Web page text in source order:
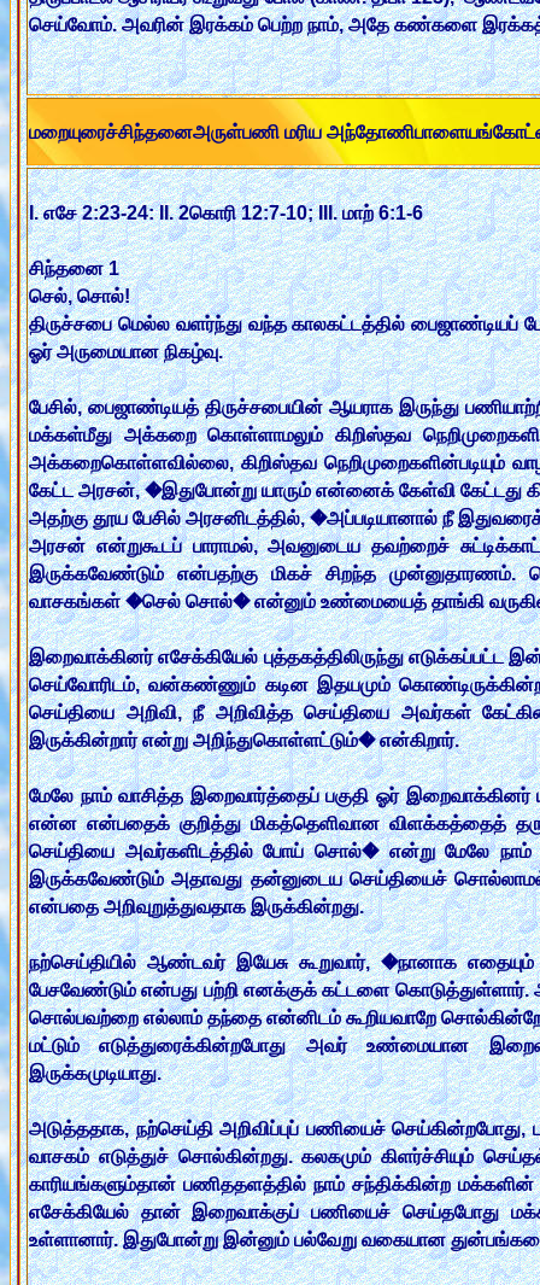
செய்வோம். அவரின் இரக்கம் பெற்ற நாம், அதே கண்களை
மறையுரைச்சிந்தனைஅருள்பணி மரிய
I. எசே 2:23-24: II. 2கொரி 12:7-10; III. மாற் 6:1-6
சிந்தனை 1
செல், சொல்!
திருச்சபை மெல்ல வளர்ந்து வந்த காலகட்டத்தில் பைஜாண்டியப்
ஓர் அருமையான நிகழ்வு.
பேசில், பைஜாண்டியத் திருச்சபையின் ஆயராக இருந்து
மக்கள்மீது அக்கறை கொள்ளாமலும் கிறிஸ்தவ
அக்கறைகொள்ளவில்லை, கிறிஸ்தவ
கேட்ட அரசன், �இதுபோன்று யாரும் என்னைக் கேள்வி கேட்டது
அதற்கு தூய பேசில் அரசனிடத்தில், �அப்படியானால் நீ
அரசன் என்றுகூடப் பாராமல், அவனுடைய தவற்றைச்
இருக்கவேண்டும் என்பதற்கு மிகச் சிறந்த முன்னுதாரணம்.
வாசகங்கள் �செல் சொல்� என்னும் உண்மையைத் தாங்கி
இறைவாக்கினர் எசேக்கியேல் புத்தகத்திலிருந்து எடுக்கப்பட்ட
செய்வோரிடம், வன்கண்ணும் கடின இதயமும்
செய்தியை அறிவி, நீ அறிவித்த செய்தியை அவர்கள்
இருக்கின்றார் என்று அறிந்துகொள்ளட்டும்� என்கிறார்.
மேலே நாம் வாசித்த இறைவார்த்தைப் பகுதி ஓர்
என்ன என்பதைக் குறித்து மிகத்தெளிவான விளக்கத்தைத்
செய்தியை அவர்களிடத்தில் போய் சொல்� என்று மேலே
இருக்கவேண்டும் அதாவது தன்னுடைய செய்தியைச்
என்பதை அறிவுறுத்துவதாக இருக்கின்றது.
நற்செய்தியில் ஆண்டவர் இயேசு கூறுவார், �நானாக
பேசவேண்டும் என்பது பற்றி எனக்குக் கட்டளை கொடுத்துள்ளார்.
சொல்பவற்றை எல்லாம் தந்தை என்னிடம் கூறியவாறே
மட்டும் எடுத்துரைக்கின்றபோது அவர் உண்மையான
இருக்கமுடியாது.
அடுத்ததாக, நற்செய்தி அறிவிப்புப் பணியைச்
வாசகம் எடுத்துச் சொல்கின்றது. கலகமும்
காரியங்களும்தான் பணிததளத்தில் நாம் சந்திக்கின்ற மக்களின்
எசேக்கியேல் தான் இறைவாக்குப் பணியைச் செய்தபோது
உள்ளானார். இதுபோன்று இன்னும் பல்வேறு வகையான